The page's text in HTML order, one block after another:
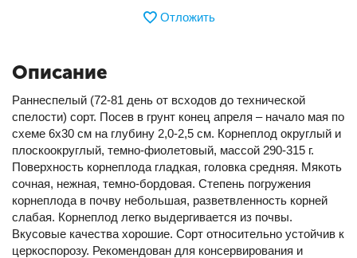
Отложить
Описание
Раннеспелый (72-81 день от всходов до технической
спелости) сорт. Посев в грунт конец апреля – начало мая по
схеме 6х30 см на глубину 2,0-2,5 см. Корнеплод округлый и
плоскоокруглый, темно-фиолетовый, массой 290-315 г.
Поверхность корнеплода гладкая, головка средняя. Мякоть
сочная, нежная, темно-бордовая. Степень погружения
корнеплода в почву небольшая, разветвленность корней
слабая. Корнеплод легко выдергивается из почвы.
Вкусовые качества хорошие. Сорт относительно устойчив к
церкоспорозу. Рекомендован для консервирования и